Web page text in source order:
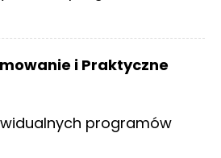
i Praktyczne
programów